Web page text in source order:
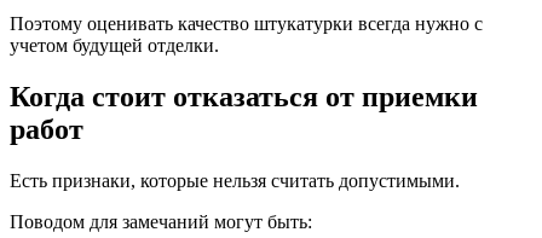
Поэтому оценивать качество штукатурки всегда нужно с
учетом будущей отделки.
Когда стоит отказаться от приемки
работ
Есть признаки, которые нельзя считать допустимыми.
Поводом для замечаний могут быть: